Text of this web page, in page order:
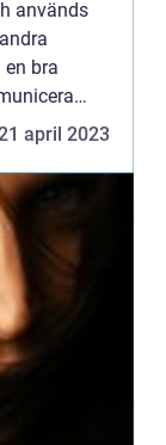
används
bra
april 2023